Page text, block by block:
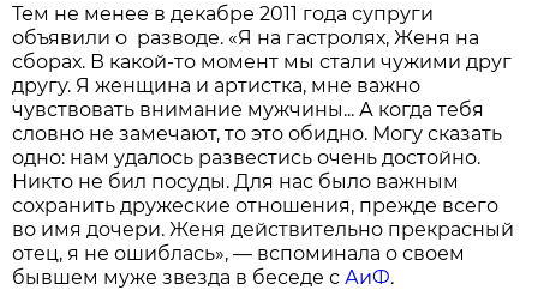
Тем не менее в декабре 2011 года супруги
объявили о разводе. «Я на гастролях, Женя на
сборах. В какой-то момент мы стали чужими друг
другу. Я женщина и артистка, мне важно
чувствовать внимание мужчины... А когда тебя
словно не замечают, то это обидно. Могу сказать
одно: нам удалось развестись очень достойно.
Никто не бил посуды. Для нас было важным
сохранить дружеские отношения, прежде всего
во имя дочери. Женя действительно прекрасный
отец, я не ошиблась», — вспоминала о своем
бывшем муже звезда в беседе сАиФ.